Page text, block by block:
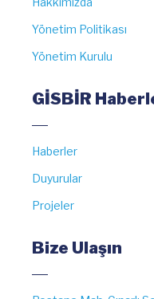
Yönetim Politikası
Yönetim Kurulu
GİSBİR
Haberler
Duyurular
Projeler
Bize Ulaşın